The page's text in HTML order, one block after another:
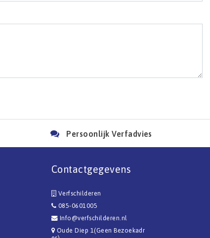
Persoonlijk Verfadvies
Contactgegevens
Verfschilderen
085-0601005
Info@verfschilderen.nl
Oude Diep 1(Geen Bezoekadr